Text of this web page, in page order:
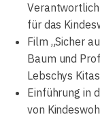
für das
Film „Sicher
Baum und
Lebschys
Einführung in
von